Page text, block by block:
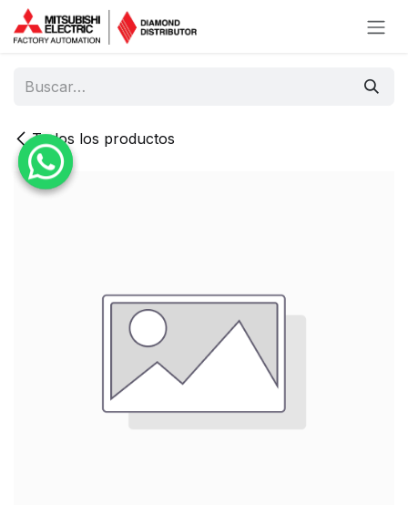
Ir al contenido
Todos los productos